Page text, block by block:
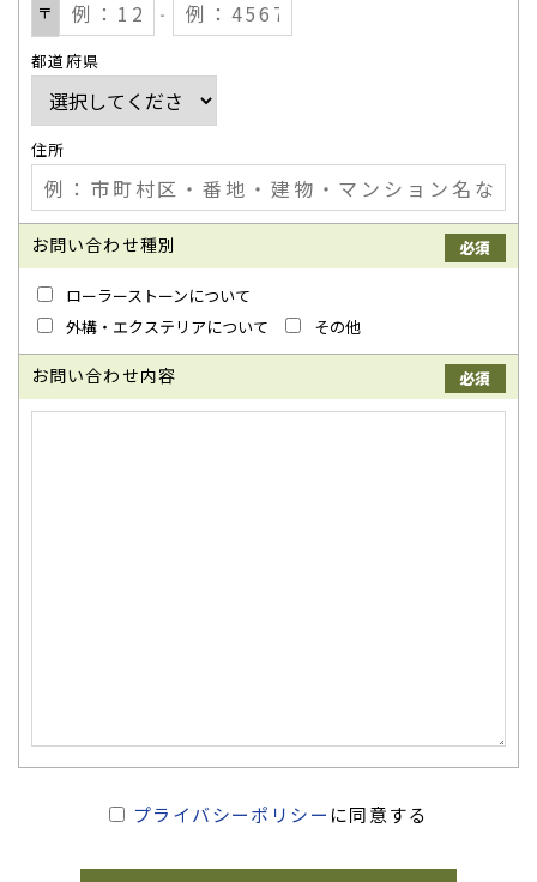
〒
‐
都道府県
住所
お問い合わせ種別 必須
ローラーストーンについて
外構・エクステリアについて
その他
お問い合わせ内容 必須
プライバシーポリシー に同意する